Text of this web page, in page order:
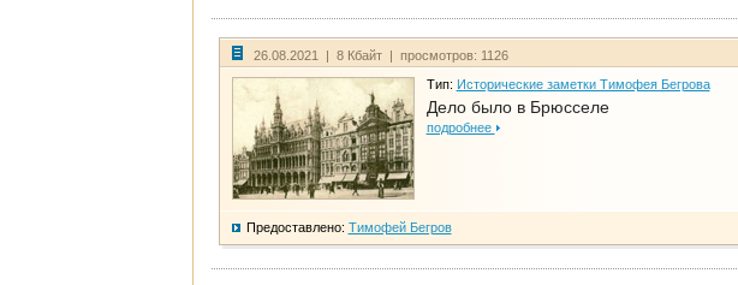
26.08.2021 | 8 Кбайт | просмотров: 1126
Тип: Исторические заметки Тимофея Бегрова
Дело было в Брюсселе
подробнее
Предоставлено: Тимофей Бегров